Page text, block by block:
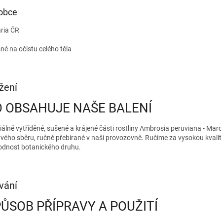
ČR
na očistu celého těla
OBSAHUJE NAŠE BALENÍ
vytříděné, sušené a krájené části rostliny Ambrosia peruviana -
sběru, ručně přebírané v naší provozovně. Ručíme za vysokou
botanického druhu.
PŘÍPRAVY A POUŽITÍ